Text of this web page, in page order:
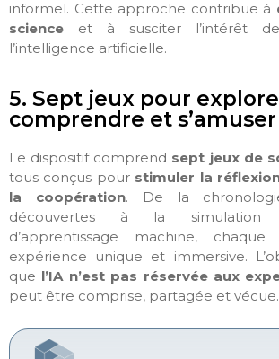
informel. Cette approche contribue à
science et à susciter l’intérêt
l’intelligence artificielle.
5. Sept jeux pour
comprendre et s’amuser
Le dispositif comprend sept jeux de
tous conçus pour stimuler la
la coopération. De la
découvertes à la simulation
d’apprentissage machine,
expérience unique et immersive.
que l’IA n’est pas réservée aux
peut être comprise, partagée et